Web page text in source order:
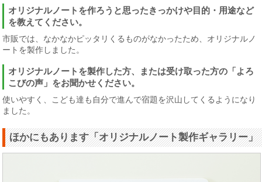
オリジナルノートを作ろうと思ったきっかけや目的・用途など
を教えてください。
市販では、なかなかピッタリくるものがなかったため、オリジナルノ
ートを製作しました。
オリジナルノートを製作した方、または受け取った方の「よろ
こびの声」をお聞かせください。
使いやすく、こども達も自分で進んで宿題を沢山してくるようになり
ました。
ほかにもあります「オリジナルノート製作ギャラリー」